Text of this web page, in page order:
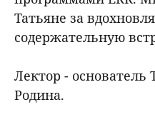
Татьяне за
содержательную
Лектор -
Родина.